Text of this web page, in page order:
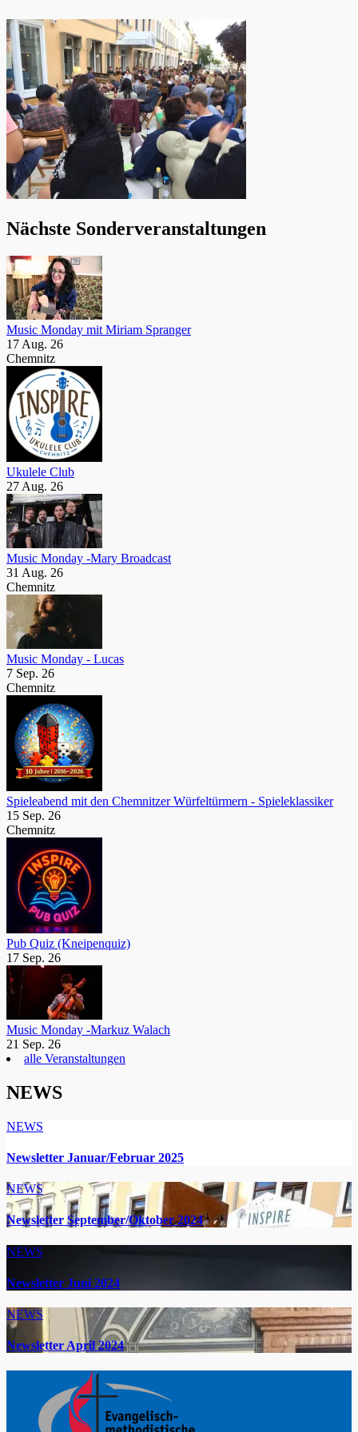
Nächste Sonderveranstaltungen
Music Monday mit Miriam Spranger
17 Aug. 26
Chemnitz
Ukulele Club
27 Aug. 26
Music Monday -Mary Broadcast
31 Aug. 26
Chemnitz
Music Monday - Lucas
7 Sep. 26
Chemnitz
Spieleabend mit den Chemnitzer Würfeltürmern - Spieleklassiker
15 Sep. 26
Chemnitz
Pub Quiz (Kneipenquiz)
17 Sep. 26
Music Monday -Markuz Walach
21 Sep. 26
alle Veranstaltungen
NEWS
NEWS
Newsletter Januar/Februar 2025
NEWS
Newsletter September/Oktober 2024
NEWS
Newsletter Juni 2024
NEWS
Newsletter April 2024